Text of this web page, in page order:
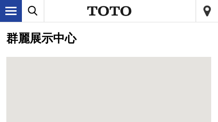
群麗展示中心